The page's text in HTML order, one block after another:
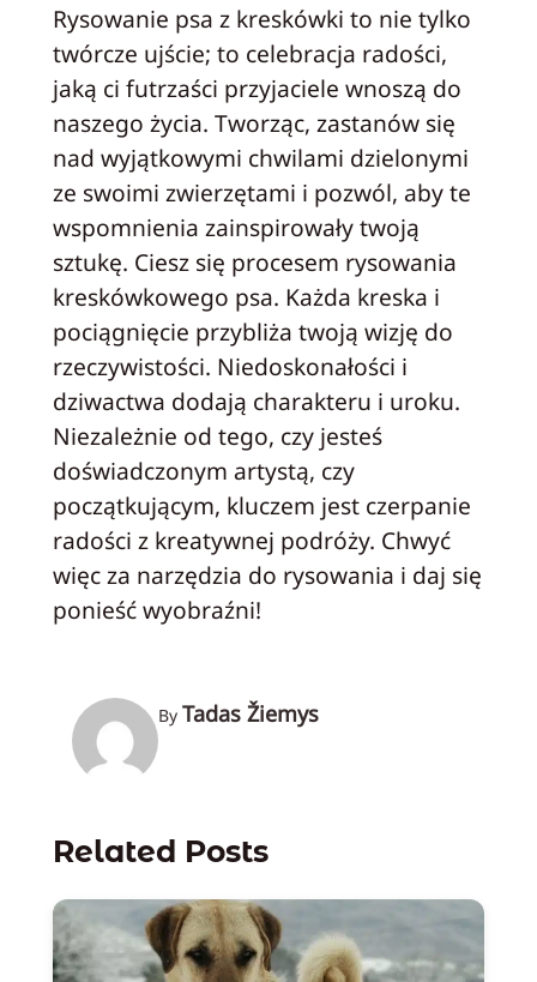
Rysowanie psa z kreskówki to nie tylko
twórcze ujście; to celebracja radości,
jaką ci futrzaści przyjaciele wnoszą do
naszego życia. Tworząc, zastanów się
nad wyjątkowymi chwilami dzielonymi
ze swoimi zwierzętami i pozwól, aby te
wspomnienia zainspirowały twoją
sztukę. Ciesz się procesem rysowania
kreskówkowego psa. Każda kreska i
pociągnięcie przybliża twoją wizję do
rzeczywistości. Niedoskonałości i
dziwactwa dodają charakteru i uroku.
Niezależnie od tego, czy jesteś
doświadczonym artystą, czy
początkującym, kluczem jest czerpanie
radości z kreatywnej podróży. Chwyć
więc za narzędzia do rysowania i daj się
ponieść wyobraźni!
By Tadas Žiemys
Related Posts